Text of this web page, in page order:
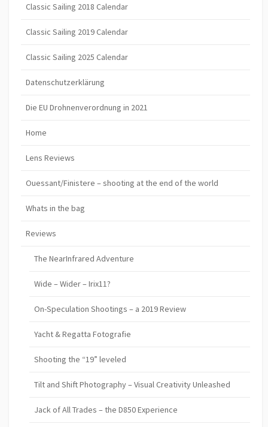
Classic Sailing 2018 Calendar
Classic Sailing 2019 Calendar
Classic Sailing 2025 Calendar
Datenschutzerklärung
Die EU Drohnenverordnung in 2021
Home
Lens Reviews
Ouessant/Finistere – shooting at the end of the world
Whats in the bag
Reviews
The NearInfrared Adventure
Wide – Wider – Irix11?
On-Speculation Shootings – a 2019 Review
Yacht & Regatta Fotografie
Shooting the “19” leveled
Tilt and Shift Photography – Visual Creativity Unleashed
Jack of All Trades – the D850 Experience